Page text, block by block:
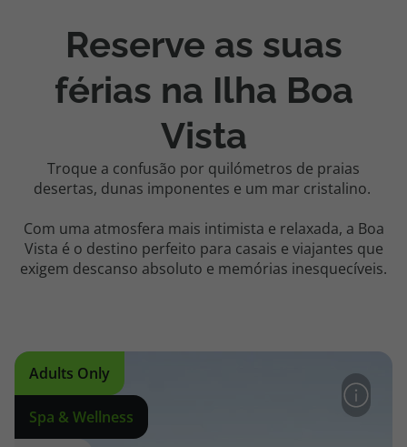
Reserve as suas
férias na Ilha Boa
Vista
Troque a confusão por quilómetros de praias
desertas, dunas imponentes e um mar cristalino.
Com uma atmosfera mais intimista e relaxada, a Boa
Vista é o destino perfeito para casais e viajantes que
exigem descanso absoluto e memórias inesquecíveis.
Adults Only
Spa & Wellness